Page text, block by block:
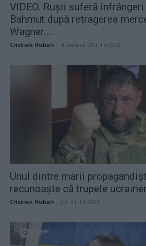
VIDEO. Rușii suferă
Bahmut după retragerea
Wagner....
Cristian Hubali duminică, 23 iulie 2023
Unul dintre marii
recunoaște că trupele
Cristian Hubali joi, 6 iulie 2023